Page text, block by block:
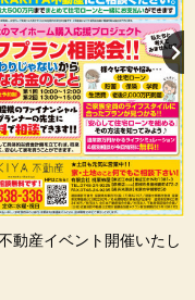
動産イベント開催いたし